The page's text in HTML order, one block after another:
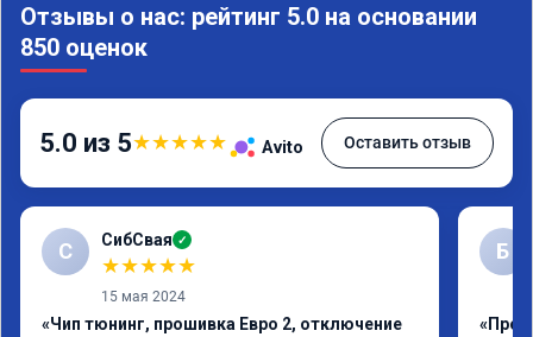
Отзывы о нас: рейтинг 5.0 на основании
850 оценок
5.0 из 5★★★★★ Avito Оставить отзыв
С СибСвая ✓
★★★★★
15 мая 2024
«Чип тюнинг, прошивка Евро 2, отключение
Б